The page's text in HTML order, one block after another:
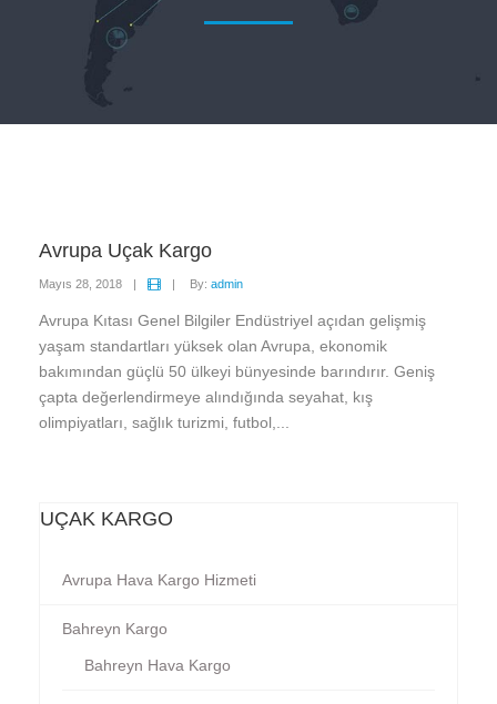
Avrupa Uçak Kargo
Mayıs 28, 2018 | | By: admin
Avrupa Kıtası Genel Bilgiler Endüstriyel açıdan gelişmiş
yaşam standartları yüksek olan Avrupa, ekonomik
bakımından güçlü 50 ülkeyi bünyesinde barındırır. Geniş
çapta değerlendirmeye alındığında seyahat, kış
olimpiyatları, sağlık turizmi, futbol,...
UÇAK KARGO
Avrupa Hava Kargo Hizmeti
Bahreyn Kargo
Bahreyn Hava Kargo